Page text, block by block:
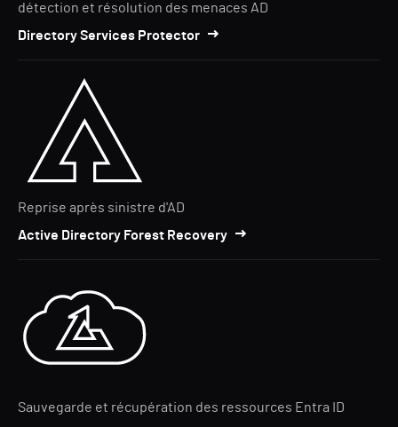
détection et résolution des menaces AD
Directory Services Protector
Reprise après sinistre d'AD
Active Directory Forest Recovery
Sauvegarde et récupération des ressources Entra ID